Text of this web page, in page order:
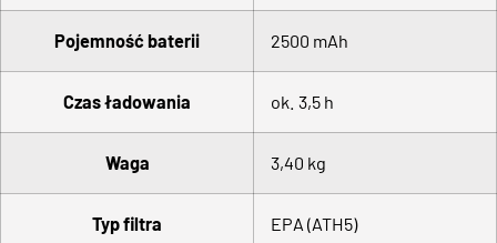
Pojemność baterii 2500 mAh
Czas ładowania ok. 3,5 h
Waga 3,40 kg
Typ filtra EPA (ATH5)